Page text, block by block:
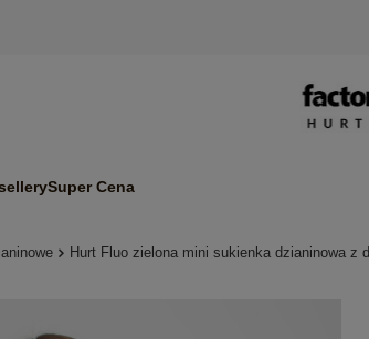
Super Cena
Hurt Fluo zielona mini sukienka dzianinowa z